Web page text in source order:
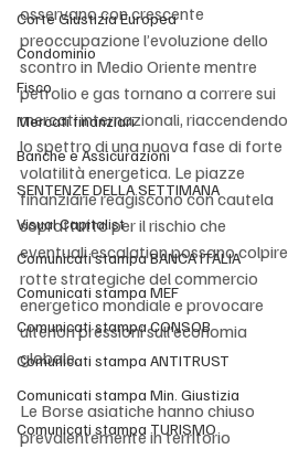
Corte Giustizia Europea
Condominio
Fisco
Mercati finanziari
Banche e Assicurazioni
SENTENZE DELLA SETTIMANA
Visual Capitalist
Comunicati stampa BANCA ITALIA
Comunicati stampa MEF
Comunicati stampa CONSOB
Comunicati stampa ANTITRUST
Comunicati stampa Min. Giustizia
Comunicati stampa TURISMO
osservano con crescente
preoccupazione l’evoluzione dello
scontro in Medio Oriente mentre
petrolio e gas tornano a correre sui
mercati internazionali, riaccendendo
lo spettro di una nuova fase di forte
volatilità energetica. Le piazze
finanziarie reagiscono con cautela
soprattutto per il rischio che
eventuali escalation possano colpire
rotte strategiche del commercio
energetico mondiale e provocare
ulteriori pressioni sull’economia
globale.
Le Borse asiatiche hanno chiuso
prevalentemente in territorio